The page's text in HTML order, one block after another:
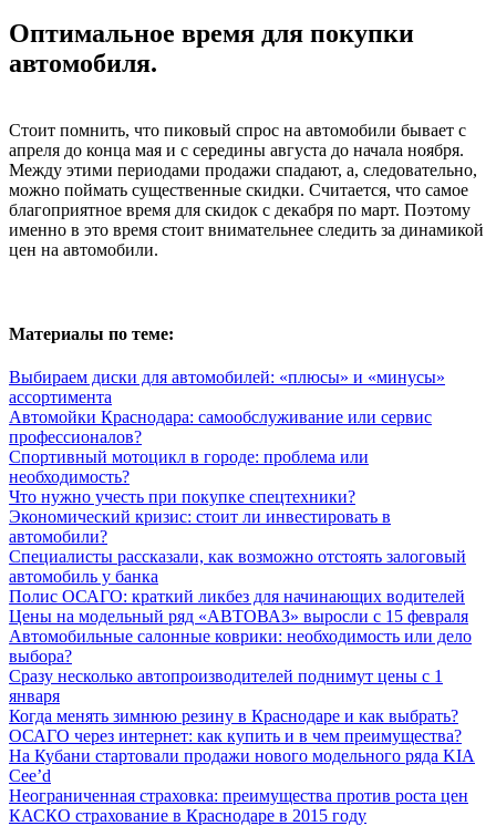
Оптимальное время для покупки
автомобиля.
Стоит помнить, что пиковый спрос на автомобили бывает с
апреля до конца мая и с середины августа до начала ноября.
Между этими периодами продажи спадают, а, следовательно,
можно поймать существенные скидки. Считается, что самое
благоприятное время для скидок с декабря по март. Поэтому
именно в это время стоит внимательнее следить за динамикой
цен на автомобили.
Материалы по теме:
Выбираем диски для автомобилей: «плюсы» и «минусы»
ассортимента
Автомойки Краснодара: самообслуживание или сервис
профессионалов?
Спортивный мотоцикл в городе: проблема или
необходимость?
Что нужно учесть при покупке спецтехники?
Экономический кризис: стоит ли инвестировать в
автомобили?
Специалисты рассказали, как возможно отстоять залоговый
автомобиль у банка
Полис ОСАГО: краткий ликбез для начинающих водителей
Цены на модельный ряд «АВТОВАЗ» выросли с 15 февраля
Автомобильные салонные коврики: необходимость или дело
выбора?
Сразу несколько автопроизводителей поднимут цены с 1
января
Когда менять зимнюю резину в Краснодаре и как выбрать?
ОСАГО через интернет: как купить и в чем преимущества?
На Кубани стартовали продажи нового модельного ряда KIA
Cee’d
Неограниченная страховка: преимущества против роста цен
КАСКО страхование в Краснодаре в 2015 году